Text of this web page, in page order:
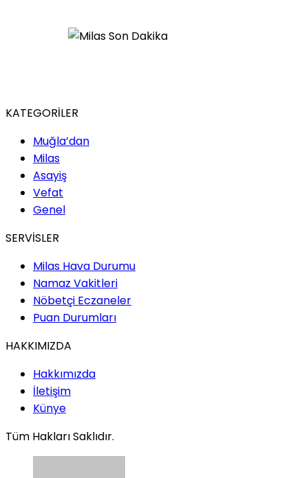
KATEGORİLER
Muğla’dan
Milas
Asayiş
Vefat
Genel
SERVİSLER
Milas Hava Durumu
Namaz Vakitleri
Nöbetçi Eczaneler
Puan Durumları
HAKKIMIZDA
Hakkımızda
İletişim
Künye
Tüm Hakları Saklıdır.